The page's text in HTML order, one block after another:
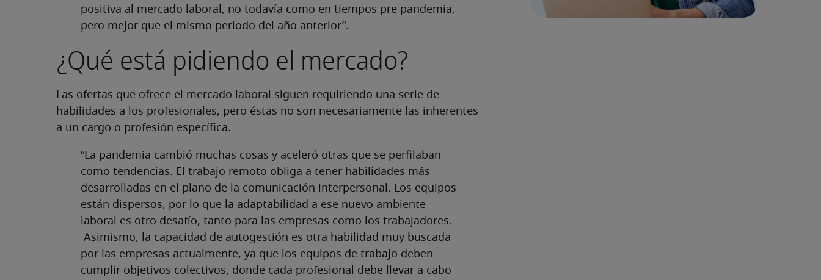
positiva al mercado laboral, no todavía como en tiempos pre pandemia,
pero mejor que el mismo periodo del año anterior”.
¿Qué está pidiendo el mercado?
Las ofertas que ofrece el mercado laboral siguen requiriendo una serie de
habilidades a los profesionales, pero éstas no son necesariamente las inherentes
a un cargo o profesión específica.
“La pandemia cambió muchas cosas y aceleró otras que se perfilaban
como tendencias. El trabajo remoto obliga a tener habilidades más
desarrolladas en el plano de la comunicación interpersonal. Los equipos
están dispersos, por lo que la adaptabilidad a ese nuevo ambiente
laboral es otro desafío, tanto para las empresas como los trabajadores.
Asimismo, la capacidad de autogestión es otra habilidad muy buscada
por las empresas actualmente, ya que los equipos de trabajo deben
cumplir objetivos colectivos, donde cada profesional debe llevar a cabo